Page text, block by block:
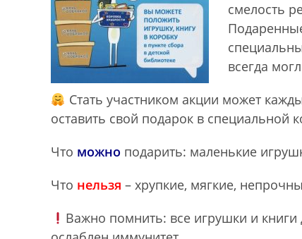
смелость
всегда
Стать участником акции может
оставить свой подарок в специальной
Что можно подарить: маленькие
Что нельзя – хрупкие, мягкие,
Важно помнить: все игрушки и